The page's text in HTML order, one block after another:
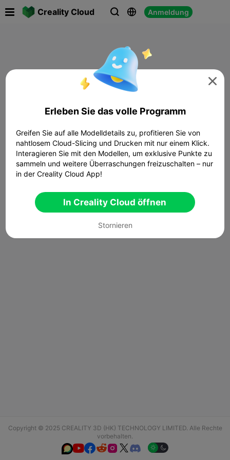
Creality Cloud   Anmeldung
Copyright © 2025 CREALITY 3D (HK) TECHNOLOGY LIMITED. Alle Rechte
vorbehalten.
  

Erleben Sie das volle Programm
Greifen Sie auf alle Modelldetails zu, profitieren Sie von
nahtlosem Cloud-Slicing und Drucken mit nur einem Klick.
Interagieren Sie mit den Modellen, um exklusive Punkte zu
sammeln und weitere Überraschungen freizuschalten – nur
in der Creality Cloud App!
In Creality Cloud öffnen
Stornieren